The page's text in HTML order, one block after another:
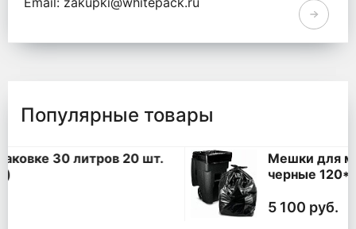
Популярные товары
Мешки для мусора 360 литров ПВД
черные 120*140, 200 шт. (50 шт * 4